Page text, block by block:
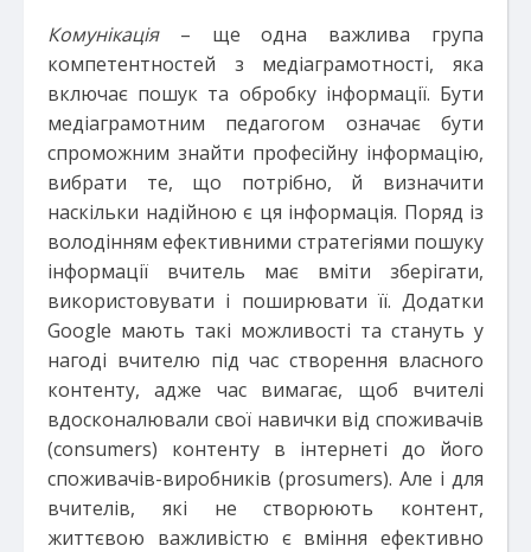
Комунікація– ще одна важлива група
компетентностей з медіаграмотності, яка
включає пошук та обробку інформації. Бути
медіаграмотним педагогом означає бути
спроможним знайти професійну інформацію,
вибрати те, що потрібно, й визначити
наскільки надійною є ця інформація. Поряд із
володінням ефективними стратегіями пошуку
інформації вчитель має вміти зберігати,
використовувати і поширювати її. Додатки
Google мають такі можливості та стануть у
нагоді вчителю під час створення власного
контенту, адже час вимагає, щоб вчителі
вдосконалювали свої навички від споживачів
(consumers) контенту в інтернеті до його
споживачів-виробників (prosumers). Але і для
вчителів, які не створюють контент,
життєвою важливістю є вміння ефективно